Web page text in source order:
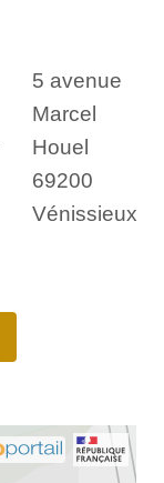
5 avenue
Marcel
Houel
69200
Vénissieux